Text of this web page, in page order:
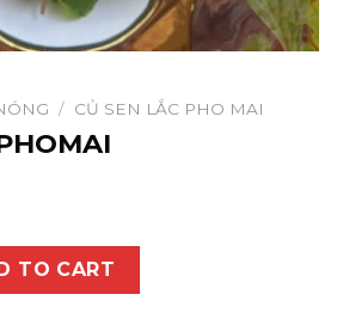
/ CỦ SEN LẮC PHO MAI
quantity
TO CART